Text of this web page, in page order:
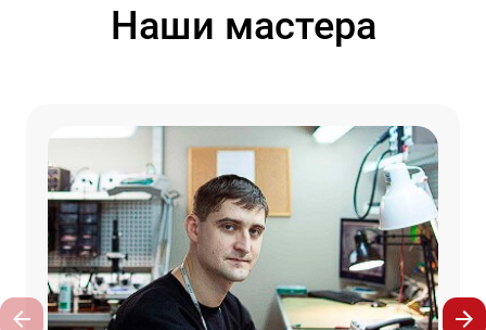
Наши мастера